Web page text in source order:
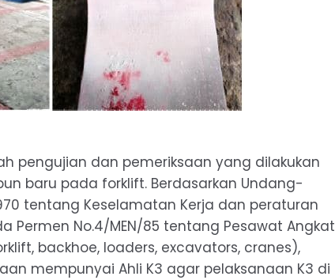
pengujian dan pemeriksaan yang dilakukan
baru pada forklift. Berdasarkan Undang-
tentang Keselamatan Kerja dan peraturan
Permen No.4/MEN/85 tentang Pesawat Angkat
backhoe, loaders, excavators, cranes),
mempunyai Ahli K3 agar pelaksanaan K3 di